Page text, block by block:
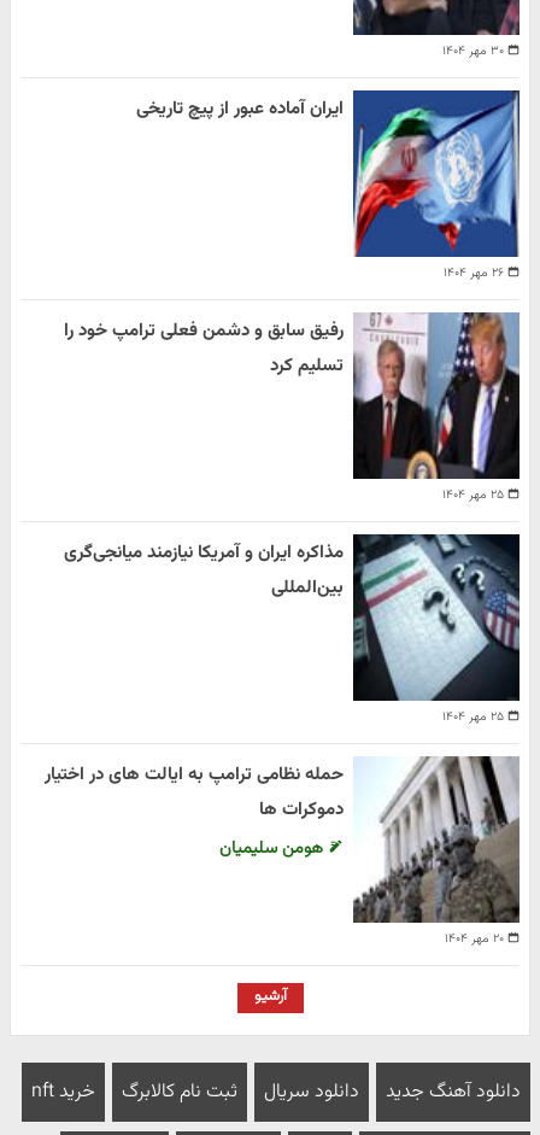
۳۰ مهر ۱۴۰۴
۲۶ مهر ۱۴۰۴
ایران آماده عبور از پیچ تاریخی
۲۵ مهر ۱۴۰۴
رفیق سابق و دشمن فعلی ترامپ خود را
تسلیم کرد
۲۵ مهر ۱۴۰۴
مذاکره ایران و آمریکا نیازمند میانجی‌گری
بین‌المللی
۲۰ مهر ۱۴۰۴
حمله نظامی ترامپ به ایالت های در اختیار
دموکرات ها
هومن سلیمیان
آرشیو
دانلود آهنگ جدید دانلود سریال ثبت نام کالابرگ خرید nft